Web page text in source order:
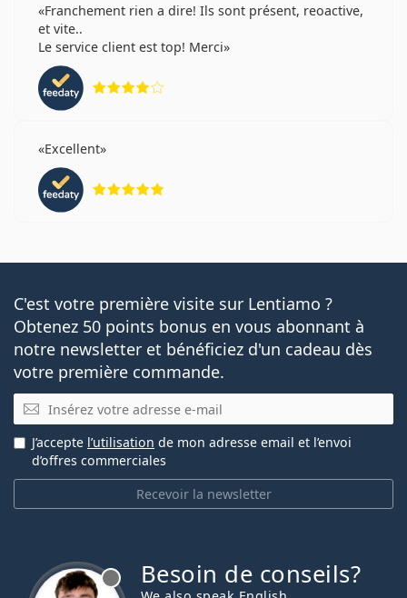
Franchement rien a dire! Ils sont présent, reoactive,
et vite..
Le service client est top! Merci
Excellent
C'est votre première visite sur Lentiamo ?
Obtenez 50 points bonus en vous abonnant à
notre newsletter et bénéficiez d'un cadeau dès
votre première commande.
E-mail
Recevoir la newsletter
J’accepte l’utilisation de mon adresse email et l’envoi
d’offres commerciales
Besoin de conseils?